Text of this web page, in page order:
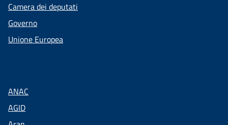
Camera dei deputati
Governo
Unione Europea
ANAC
AGID